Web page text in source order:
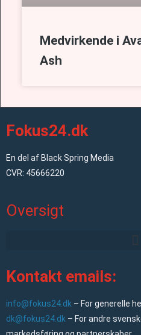
Medvirkende i
Ash
Fokus24.dk
En del af Black Spring Media
CVR: 45666220
Oversigt
Kontakt emails:
info@fokus24.dk – For generelle
dk@fokus24.dk – For andre